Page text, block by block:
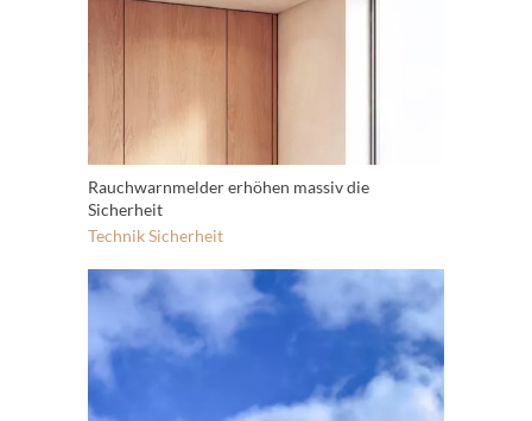
Rauchwarnmelder erhöhen massiv die
Sicherheit
TechnikSicherheit